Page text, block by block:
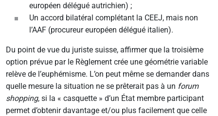
européen délégué autrichien) ;
Un accord bilatéral complétant la CEEJ, mais non
l’AAF (procureur européen délégué italien).
Du point de vue du juriste suisse, affirmer que la troisième
option prévue par le Règlement crée une géométrie variable
relève de l’euphémisme. L’on peut même se demander dans
quelle mesure la situation ne se prêterait pas à un forum
shopping, si la « casquette » d’un État membre participant
permet d’obtenir davantage et/ou plus facilement que celle